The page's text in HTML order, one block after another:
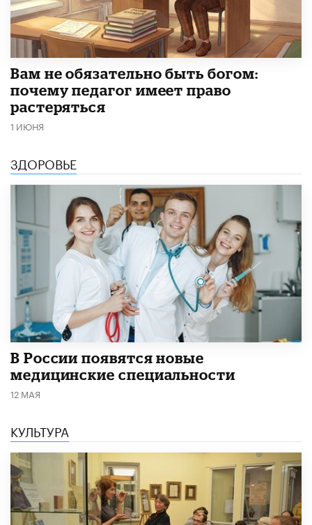
​Вам не обязательно быть богом:
почему педагог имеет право
растеряться
1 ИЮНЯ
ЗДОРОВЬЕ
В России появятся новые
медицинские специальности
12 МАЯ
КУЛЬТУРА